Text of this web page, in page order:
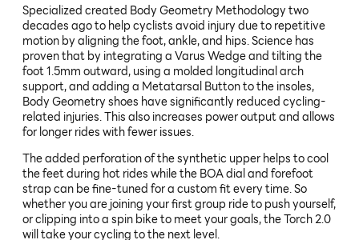
Specialized created Body Geometry Methodology two
decades ago to help cyclists avoid injury due to repetitive
motion by aligning the foot, ankle, and hips. Science has
proven that by integrating a Varus Wedge and tilting the
foot 1.5mm outward, using a molded longitudinal arch
support, and adding a Metatarsal Button to the insoles,
Body Geometry shoes have significantly reduced cycling-
related injuries. This also increases power output and allows
for longer rides with fewer issues.
The added perforation of the synthetic upper helps to cool
the feet during hot rides while the BOA dial and forefoot
strap can be fine-tuned for a custom fit every time. So
whether you are joining your first group ride to push yourself,
or clipping into a spin bike to meet your goals, the Torch 2.0
will take your cycling to the next level.